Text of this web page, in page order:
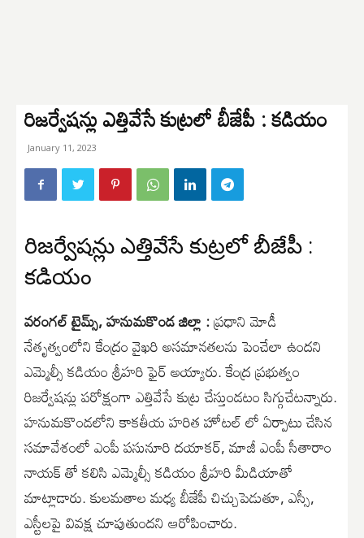
రిజర్వేషన్లు ఎత్తివేసే కుట్రలో బీజేపీ : కడియం
January 11, 2023
రిజర్వేషన్లు ఎత్తివేసే కుట్రలో బీజేపీ :
కడియం
వరంగల్ టైమ్స్, హనుమకొండ జిల్లా :ప్రధాని మోడీ
నేతృత్వంలోని కేంద్రం వైఖరి అసమానతలను పెంచేలా ఉందని
ఎమ్మెల్సీ కడియం శ్రీహరి ఫైర్ అయ్యారు. కేంద్ర ప్రభుత్వం
రిజర్వేషన్లు పరోక్షంగా ఎత్తివేసే కుట్ర చేస్తుండటం సిగ్గుచేటన్నారు.
హనుమకొండలోని కాకతీయ హరిత హోటల్ లో ఏర్పాటు చేసిన
సమావేశంలో ఎంపీ పసునూరి దయాకర్, మాజీ ఎంపీ సీతారాం
నాయక్ తో కలిసి ఎమ్మెల్సీ కడియం శ్రీహరి మీడియాతో
మాట్లాడారు. కులమతాల మధ్య బీజేపీ చిచ్చుపెడుతూ, ఎస్సీ,
ఎస్టీలపై వివక్ష చూపుతుందని ఆరోపించారు.